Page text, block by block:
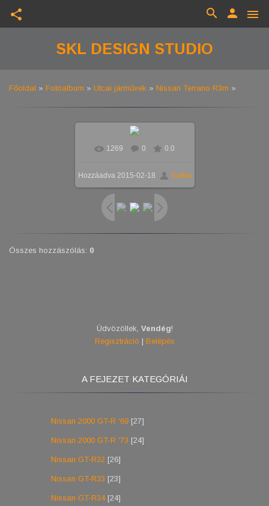
share menu
person
search
SKL DESIGN STUDIO
Főoldal » Fotóalbum » Utcai járművek » Nissan Terrano R3m »
Valós méretben 1024x768
359.9Kb
1269 0 0.0
Hozzáadva2015-02-18 Szikla
Összes hozzászólás: 0
Üdvözöllek Vendég!
Regisztráció | Belépés
A FEJEZET KATEGÓRIÁI
Nissan 2000 GT-R '69 [27]
Nissan 2000 GT-R '73 [24]
Nissan GT-R32 [26]
Nissan GT-R33 [23]
Nissan GT-R34 [24]